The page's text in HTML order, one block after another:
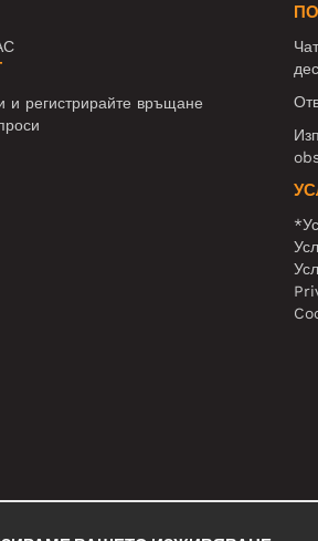
и регистрирайте връщане